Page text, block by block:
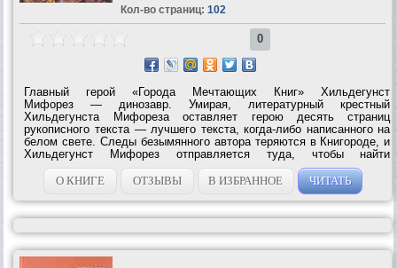
Кол-во страниц: 102
0
Главный герой «Города Мечтающих Книг» Хильдегунст
Мифорез — динозавр. Умирая, литературный крестный
Хильдегунста Мифореза оставляет герою десять страниц
рукописного текста — лучшего текста, когда-либо написанного на
белом свете. Следы безымянного автора теряются в Книгороде, и
Хильдегунст Мифорез отправляется туда, чтобы найти
таинственного гения и стать его учеником. Он не верит в
стариковские байки про Орм — энергию звезд,...
О КНИГЕ ОТЗЫВЫ В ИЗБРАННОЕ ЧИТАТЬ